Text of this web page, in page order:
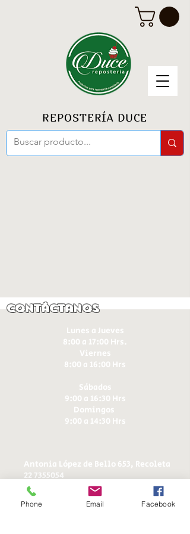
REPOSTERÍA DUCE
Contáctanos
Lunes a Jueves
8:00 a 17:00 Hrs.
Viernes
8:00 a 16:00 Hrs​
Sábados
9:00 a 16:30 Hrs
Domingos
9:00 a 14:30 Hrs
Antonia López de Bello 653, Recoleta
22 7355054
22 7375725
+56 9 75224598
ducereposteria@gmail.com
Phone Email Facebook